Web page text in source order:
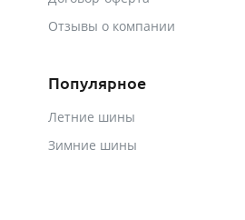
Отзывы о компании
Популярное
Летние шины
Зимние шины